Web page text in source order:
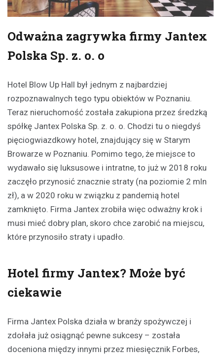
Odważna zagrywka firmy Jantex
Polska Sp. z. o. o
Hotel Blow Up Hall był jednym z najbardziej
rozpoznawalnych tego typu obiektów w Poznaniu.
Teraz nieruchomość została zakupiona przez średzką
spółkę Jantex Polska Sp. z. o. o. Chodzi tu o niegdyś
pięciogwiazdkowy hotel, znajdujący się w Starym
Browarze w Poznaniu. Pomimo tego, że miejsce to
wydawało się luksusowe i intratne, to już w 2018 roku
zaczęło przynosić znacznie straty (na poziomie 2 mln
zł), a w 2020 roku w związku z pandemią hotel
zamknięto. Firma Jantex zrobiła więc odważny krok i
musi mieć dobry plan, skoro chce zarobić na miejscu,
które przynosiło straty i upadło.
Hotel firmy Jantex? Może być
ciekawie
Firma Jantex Polska działa w branży spożywczej i
zdołała już osiągnąć pewne sukcesy – została
doceniona między innymi przez miesięcznik Forbes,